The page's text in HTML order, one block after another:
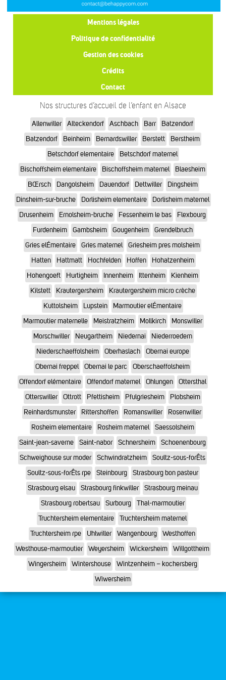
Mentions légales
Politique de confidentialité
Gestion des cookies
Crédits
Contact
Nos structures d’accueil de l’enfant en Alsace
Allenwiller Alteckendorf Aschbach Barr
Batzendorf
Batzendorf
Beinheim Bernardswiller Berstett
Berstheim
Betschdorf elementaire
Betschdorf maternel
Bischoffsheim elementaire
Bischoffsheim maternel
Blaesheim
BŒrsch
Dangolsheim Dauendorf Dettwiller
Dingsheim
Dinsheim-sur-bruche
Dorlisheim elementaire
Dorlisheim maternel
Drusenheim
Ernolsheim-bruche Fessenheim le bas
Flexbourg
Furdenheim
Gambsheim Gougenheim
Grendelbruch
Gries elÉmentaire
Gries maternel
Griesheim pres molsheim
Hatten
Hattmatt Hochfelden Hoffen
Hohatzenheim
Hohengoeft
Hurtigheim Innenheim Ittenheim
Kienheim
Kilstett
Krautergersheim
Krautergersheim micro crèche
Kuttolsheim
Lupstein
Marmoutier elÉmentaire
Marmoutier maternelle
Meistratzheim Mollkirch
Monswiller
Morschwiller
Neugartheim Niedernai
Niederroedern
Niederschaeffolsheim
Oberhaslach
Obernai europe
Obernai freppel
Obernai le parc
Oberschaeffolsheim
Offendorf elémentaire
Offendorf maternel Ohlungen
Ottersthal
Otterswiller
Ottrott Pfettisheim Pfulgriesheim
Plobsheim
Reinhardsmunster
Rittershoffen Romanswiller
Rosenwiller
Rosheim elementaire
Rosheim maternel
Saessolsheim
Saint-jean-saverne
Saint-nabor Schnersheim
Schoenenbourg
Schweighouse sur moder
Schwindratzheim
Soultz-sous-forÊts
Soultz-sous-forÊts rpe
Steinbourg
Strasbourg bon pasteur
Strasbourg elsau
Strasbourg finkwiller
Strasbourg meinau
Strasbourg robertsau
Surbourg
Thal-marmoutier
Truchtersheim elementaire
Truchtersheim maternel
Truchtersheim rpe
Uhlwiller Wangenbourg
Westhoffen
Westhouse-marmoutier
Weyersheim Wickersheim
Willgottheim
Wingersheim
Wintershouse
Wintzenheim – kochersberg
Wiwersheim